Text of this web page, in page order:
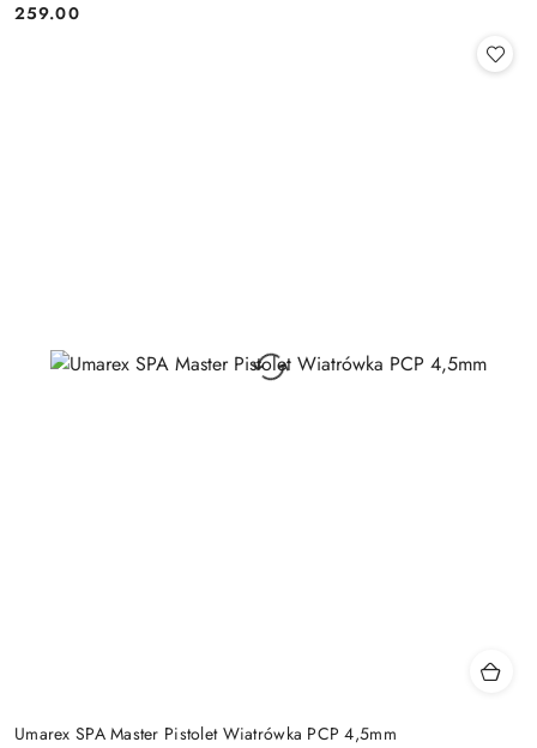
Cena:
259.00
Umarex SPA Master Pistolet Wiatrówka PCP 4,5mm